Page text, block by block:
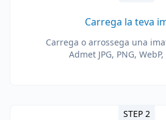
Carrega la teva
Carrega o arrossega una
Admet JPG, PNG, WebP,
STEP 2